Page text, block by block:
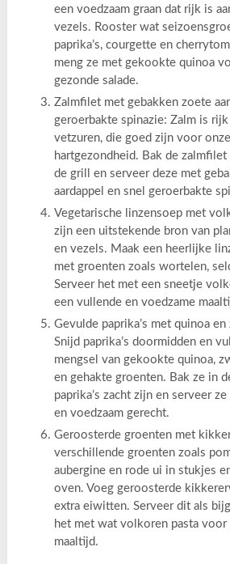
een voedzaam graan dat rijk is
vezels. Rooster wat
paprika’s, courgette en
meng ze met gekookte quinoa
gezonde salade.
Zalmfilet met gebakken zoete
geroerbakte spinazie: Zalm is
vetzuren, die goed zijn voor
hartgezondheid. Bak de
de grill en serveer deze met
aardappel en snel geroerbakte
Vegetarische linzensoep met
zijn een uitstekende bron van
en vezels. Maak een heerlijke
met groenten zoals wortelen,
Serveer het met een sneetje
een vullende en voedzame
Gevulde paprika’s met quinoa
Snijd paprika’s doormidden en
mengsel van gekookte quinoa,
en gehakte groenten. Bak ze in
paprika’s zacht zijn en serveer
en voedzaam gerecht.
Geroosterde groenten met
verschillende groenten zoals
aubergine en rode ui in stukjes
oven. Voeg geroosterde
extra eiwitten. Serveer dit als
het met wat volkoren pasta voor
maaltijd.